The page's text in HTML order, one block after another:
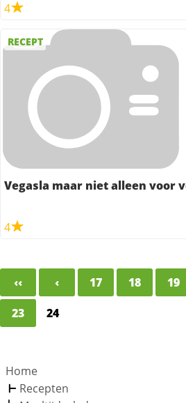
4
RECEPT
Vegasla maar niet alleen voor
4
‹‹ ‹ 17 18 19
23
24
Home
Recepten